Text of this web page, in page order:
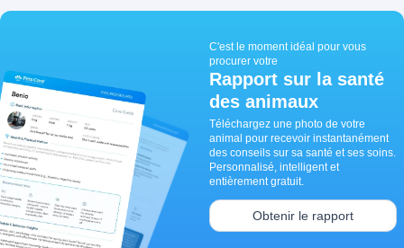
C'est le moment idéal pour vous
procurer votre
Rapport sur la santé
des animaux
Téléchargez une photo de votre
animal pour recevoir instantanément
des conseils sur sa santé et ses soins.
Personnalisé, intelligent et
entièrement gratuit.
Obtenir le rapport